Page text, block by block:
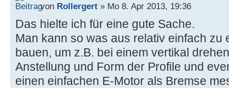
von Rollergert » Mo 8. Apr 2013, 19:36
Das hielte ich für eine gute Sache.
Man kann so was aus relativ einfach zu
bauen, um z.B. bei einem vertikal
Anstellung und Form der Profile und
einen einfachen E-Motor als Bremse